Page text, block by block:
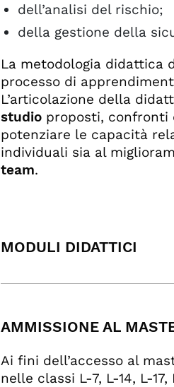
dell’analisi del rischio;
della gestione della
La metodologia didattica
processo di
L’articolazione della
studioproposti, confronti
potenziare le capacità
individuali sia al
team.
MODULI DIDATTICI
AMMISSIONE AL
Ai fini dell’accesso al
nelle classi L-7, L-14, L-